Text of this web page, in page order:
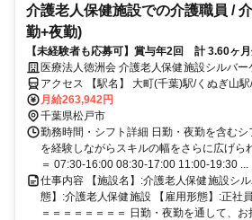
介護老人保健施設での介護職員 /
勤+夜勤)
【未経験者も応募可】賞与年2回 計 3.60ヶ月
医療法人徳洲会 介護老人保健施設シルバー
アクセス 【駅名】 大町(千葉)駅/くぬぎ山駅
町(千葉)駅から徒歩4分
月給263,942円
千葉県松戸市
勤務時間・シフト詳細 日勤・夜勤を含む
を経験しながらスキルの幅をさらに広げら
＝ 07:30-16:00 08:30-17:00 11:00-19:30 ...
仕事内容 【施設名】:介護老人保健施設シ
態】:介護老人保健施設 【雇用形態】:正社
＝＝＝＝＝＝＝＝ 日勤・夜勤を通して、